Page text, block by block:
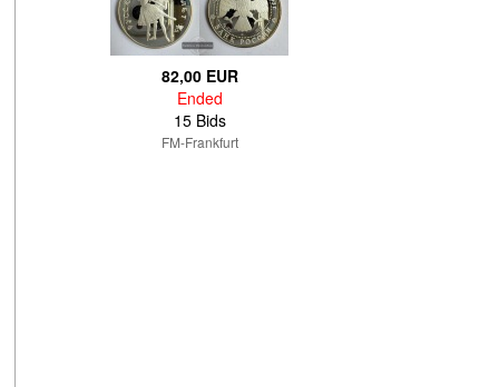
82,00 EUR
Ended
15 Bids
FM-Frankfurt